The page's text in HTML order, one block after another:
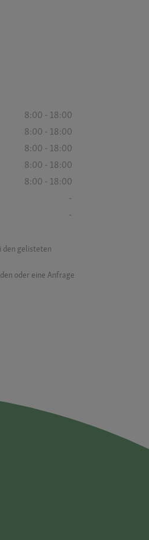
8:00 - 18:00
8:00 - 18:00
8:00 - 18:00
8:00 - 18:00
8:00 - 18:00
-
-
den gelisteten
oder eine Anfrage